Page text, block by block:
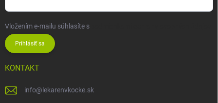
Vložením e-mailu súhlasíte s
Prihlásiť sa
KONTAKT
info@ lekarenvkocke.sk